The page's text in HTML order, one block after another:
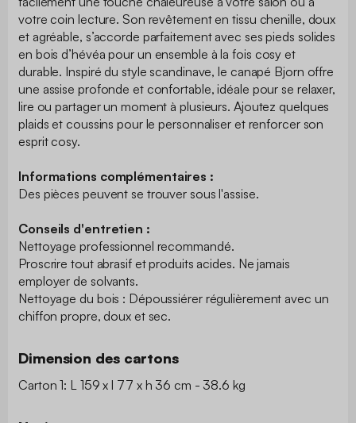
votre coin lecture. Son revêtement en tissu chenille, doux
et agréable, s’accorde parfaitement avec ses pieds solides
en bois d’hévéa pour un ensemble à la fois cosy et
durable. Inspiré du style scandinave, le canapé Bjorn offre
une assise profonde et confortable, idéale pour se relaxer,
lire ou partager un moment à plusieurs. Ajoutez quelques
plaids et coussins pour le personnaliser et renforcer son
esprit cosy.
Informations complémentaires :
Des pièces peuvent se trouver sous l'assise.
Conseils d'entretien :
Nettoyage professionnel recommandé.
Proscrire tout abrasif et produits acides. Ne jamais
employer de solvants.
Nettoyage du bois : Dépoussiérer régulièrement avec un
chiffon propre, doux et sec.
Dimension des cartons
Carton 1: L 159 x l 77 x h 36 cm - 38.6 kg